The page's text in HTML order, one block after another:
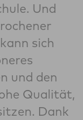
Und
sich
und den
Qualität,
Dank